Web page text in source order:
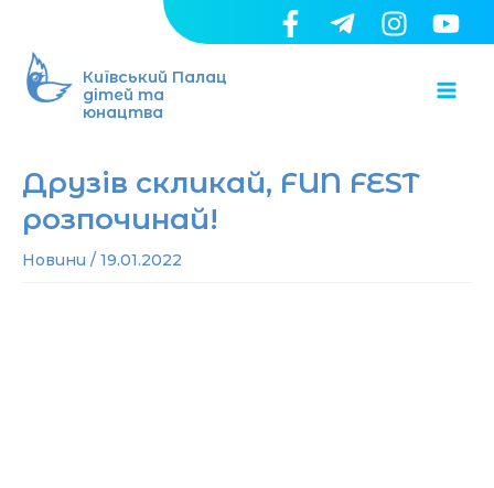
вмісту
Київський Палац
дітей та
юнацтва
Друзів скликай, FUN FEST
розпочинай!
Новини / 19.01.2022